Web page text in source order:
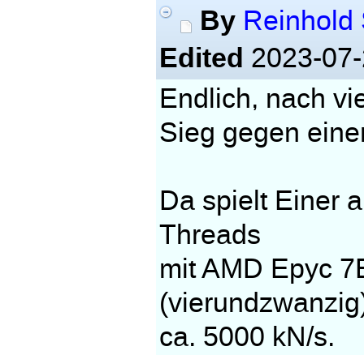
By Reinhold
Edited 2023-
Endlich, nach
Sieg gegen
Da spielt Einer
Threads
mit AMD Epyc
ca. 5000 kN/s.